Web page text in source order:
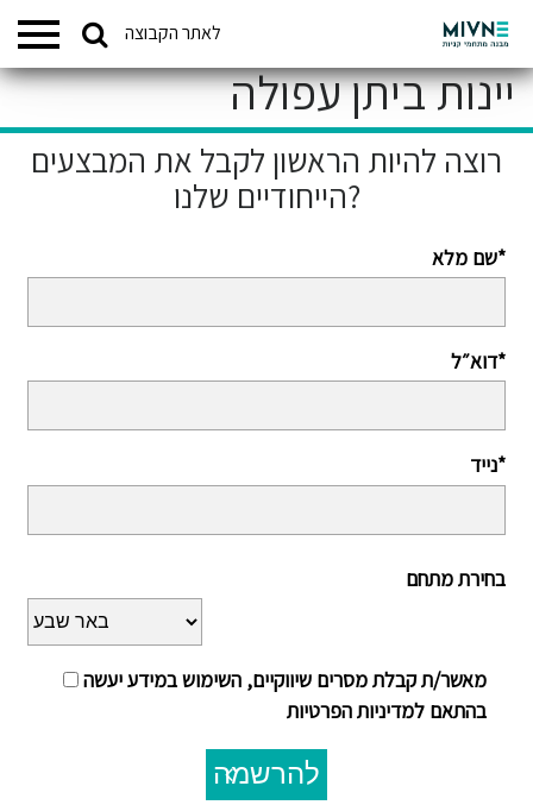
לאתר הקבוצה המתחמים שלנו
יינות ביתן עפולה
רוצה להיות הראשון לקבל את המבצעים
הייחודיים שלנו?
שם מלא*
דוא״ל*
נייד*
בחירת מתחם
מאשר/ת קבלת מסרים שיווקיים, השימוש במידע יעשה
בהתאם למדיניות הפרטיות
להרשמה